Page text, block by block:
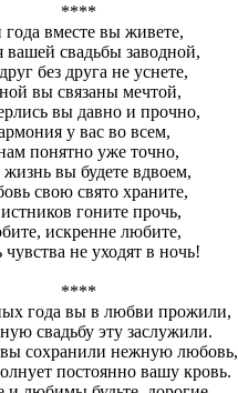
****
года вместе вы живете,
свадьбы заводной,
без друга не уснете,
вы связаны мечтой,
вы давно и прочно,
у вас во всем,
понятно уже точно,
вы будете вдвоем,
свою свято храните,
гоните прочь,
искренне любите,
чувства не уходят в ночь!
****
года вы в любви прожили,
свадьбу эту заслужили.
сохранили нежную любовь,
постоянно вашу кровь.